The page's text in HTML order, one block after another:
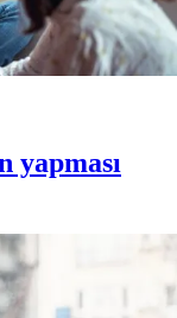
yapması